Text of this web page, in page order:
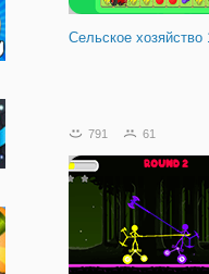
Сельское хозяйство
791 61